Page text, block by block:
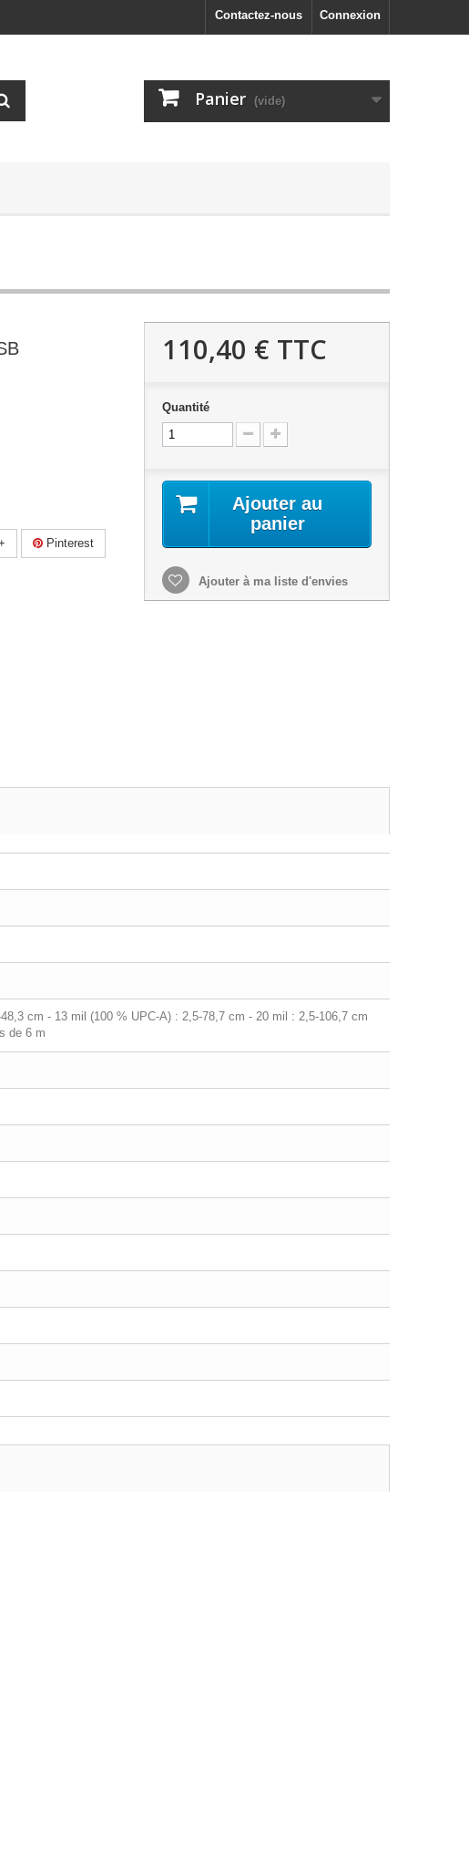
Connexion
Contactez-nous
Panier (vide)
Pinterest
110,40 € TTC
Quantité
Ajouter au
panier
Ajouter à ma liste d'envies
cm - 13 mil (100 % UPC-A) : 2,5-78,7 cm - 20 mil : 2,5-106,7 cm
de 6 m